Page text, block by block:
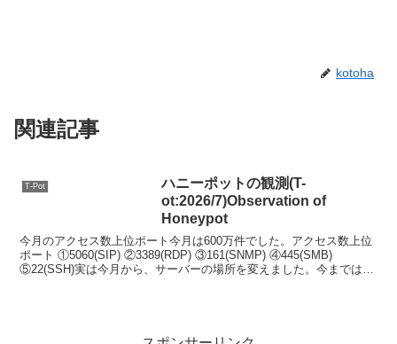
kotoha
関連記事
T-Pot
ハニーポットの観測(T-
ot:2026/7)Observation of
Honeypot
今月のアクセス数上位ポート今月は600万件でした。アクセス数上位
ポート ①5060(SIP) ②3389(RDP) ③161(SNMP) ④445(SMB)
⑤22(SSH)実は今月から、サーバーの場所を変えました。今までは純